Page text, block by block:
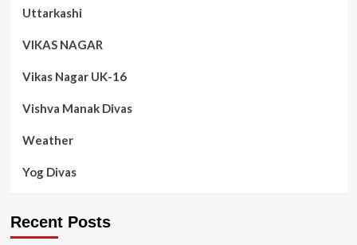
Uttarkashi
VIKAS NAGAR
Vikas Nagar UK-16
Vishva Manak Divas
Weather
Yog Divas
Recent Posts